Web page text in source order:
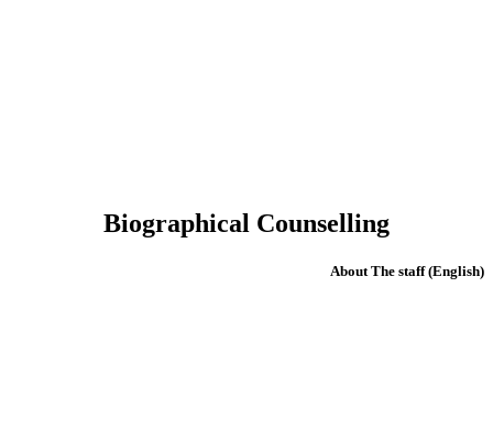
Biographical Counselling
(English) About The staff